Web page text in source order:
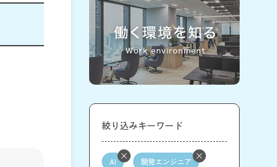
絞り込みキーワード
AI 開発エンジニア